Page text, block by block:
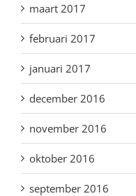
maart 2017
februari 2017
januari 2017
december 2016
november 2016
oktober 2016
september 2016